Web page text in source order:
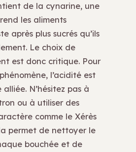
de la cynarine, une
les aliments
après plus sucrés qu’ils
Le choix de
est donc critique. Pour
l’acidité est
N’hésitez pas à
ou à utiliser des
comme le Xérès
permet de nettoyer le
bouchée et de